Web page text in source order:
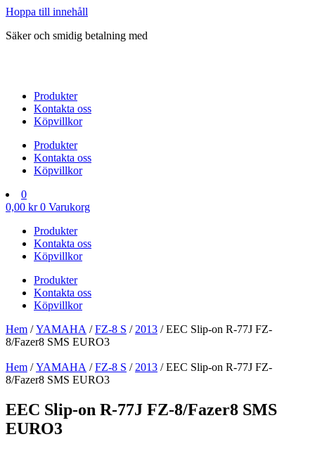
Hoppa till innehåll
Säker och smidig betalning med
Produkter
Kontakta oss
Köpvillkor
Produkter
Kontakta oss
Köpvillkor
0
0,00 kr 0 Varukorg
Produkter
Kontakta oss
Köpvillkor
Produkter
Kontakta oss
Köpvillkor
Hem /YAMAHA /FZ-8 S / 2013 / EEC Slip-on R-77J FZ-
8/Fazer8 SMS EURO3
Hem /YAMAHA /FZ-8 S / 2013 / EEC Slip-on R-77J FZ-
8/Fazer8 SMS EURO3
EEC Slip-on R-77J FZ-8/Fazer8 SMS
EURO3